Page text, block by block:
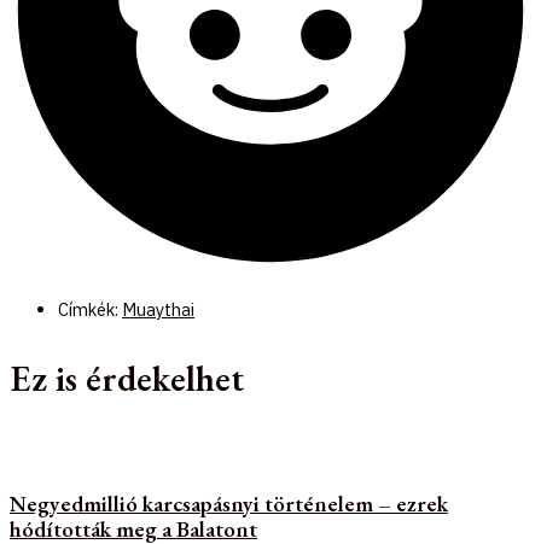
Címkék: Muaythai
Ez is érdekelhet
Negyedmillió karcsapásnyi történelem – ezrek
hódították meg a Balatont